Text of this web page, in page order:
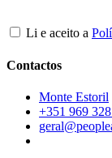
Li e aceito a
Contactos
Monte Estoril
+351 969